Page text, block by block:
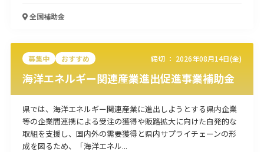
環境・省エネ
全国補助金
募集中 おすすめ 締切 ： 2026年08月14日(金)
海洋エネルギー関連産業進出促進事業補助金
県では、海洋エネルギー関連産業に進出しようとする県内企業
等の企業間連携による受注の獲得や販路拡大に向けた自発的な
取組を支援し、国内外の需要獲得と県内サプライチェーンの形
成を図るため、「海洋エネル...